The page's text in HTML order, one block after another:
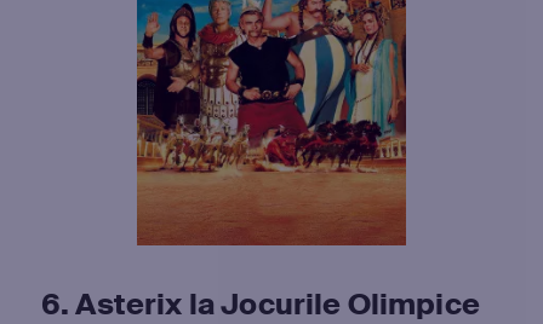
6. Asterix la Jocurile Olimpice